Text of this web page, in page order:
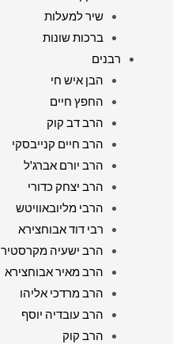
שיר למעלות
ברכות שונות
רבנים
הבן איש חי
החפץ חיים
הרב דב קוק
הרב חיים קנייבסקי
הרב יורם אברג'ל
הרב יצחק כדורי
הרבי מליובאוויטש
רבי דוד אבוחצירא
הרב ישעיה מקרסטיר
הרב מאיר אבוחצירא
הרב מרדכי אליהו
הרב עובדיה יוסף
הרב קוק